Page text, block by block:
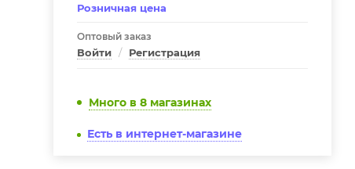
Розничная цена
Оптовый заказ
Войти / Регистрация
Много в 8 магазинах
Есть в интернет-магазине